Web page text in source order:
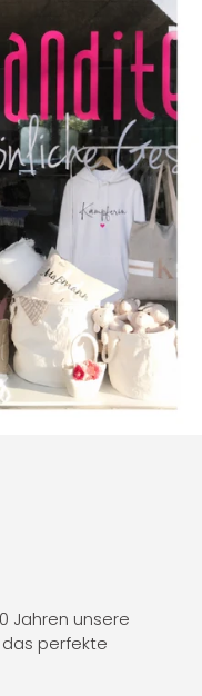
Jahren unsere
perfekte